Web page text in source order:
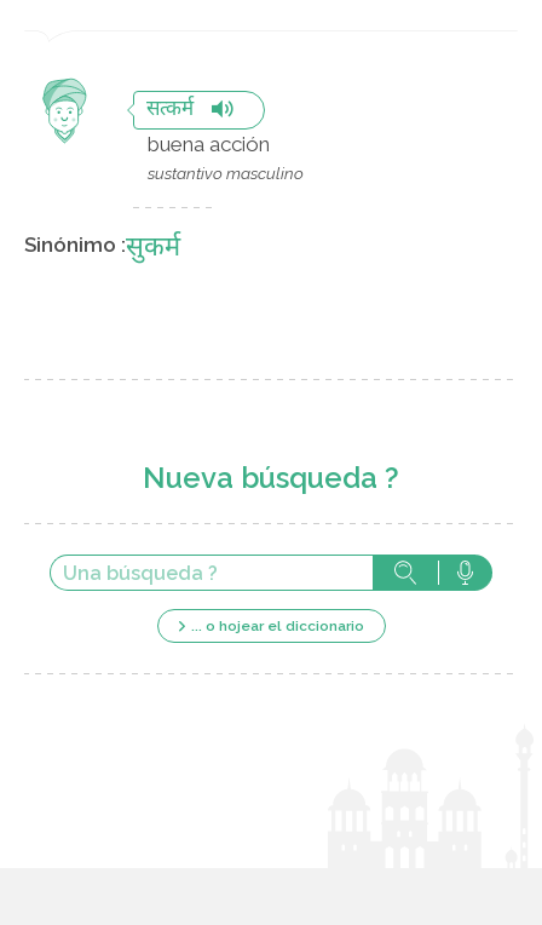
सत्कर्म
buena acción
sustantivo masculino
Sinónimo :सुकर्म
Nueva búsqueda ?
... o hojear el diccionario